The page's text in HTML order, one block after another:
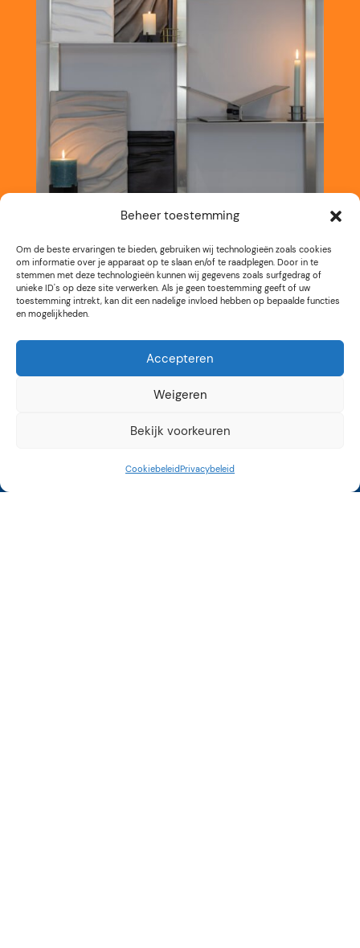
Beheer toestemming
Om de beste ervaringen te bieden, gebruiken wij technologieën zoals cookies
om informatie over je apparaat op te slaan en/of te raadplegen. Door in te
stemmen met deze technologieën kunnen wij gegevens zoals surfgedrag of
unieke ID's op deze site verwerken. Als je geen toestemming geeft of uw
toestemming intrekt, kan dit een nadelige invloed hebben op bepaalde functies
en mogelijkheden.
Accepteren
Weigeren
Bekijk voorkeuren
CookiebeleidPrivacybeleid